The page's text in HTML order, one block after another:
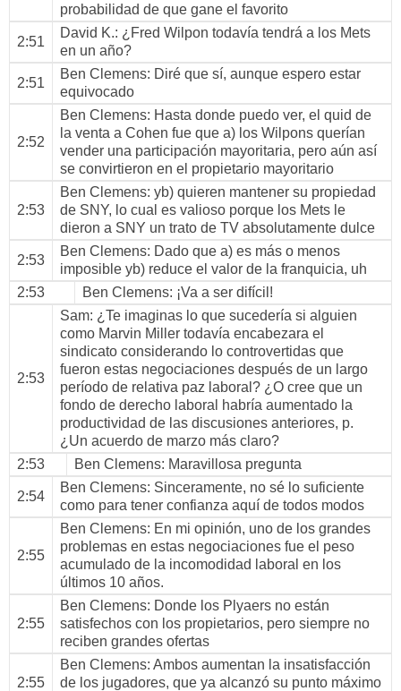
probabilidad de que gane el favorito
2:51
David K.: ¿Fred Wilpon todavía tendrá a los Mets
en un año?
2:51
Ben Clemens: Diré que sí, aunque espero estar
equivocado
2:52
Ben Clemens: Hasta donde puedo ver, el quid de
la venta a Cohen fue que a) los Wilpons querían
vender una participación mayoritaria, pero aún así
se convirtieron en el propietario mayoritario
2:53
Ben Clemens: yb) quieren mantener su propiedad
de SNY, lo cual es valioso porque los Mets le
dieron a SNY un trato de TV absolutamente dulce
2:53
Ben Clemens: Dado que a) es más o menos
imposible yb) reduce el valor de la franquicia, uh
2:53
Ben Clemens: ¡Va a ser difícil!
2:53
Sam: ¿Te imaginas lo que sucedería si alguien
como Marvin Miller todavía encabezara el
sindicato considerando lo controvertidas que
fueron estas negociaciones después de un largo
período de relativa paz laboral? ¿O cree que un
fondo de derecho laboral habría aumentado la
productividad de las discusiones anteriores, p.
¿Un acuerdo de marzo más claro?
2:53
Ben Clemens: Maravillosa pregunta
2:54
Ben Clemens: Sinceramente, no sé lo suficiente
como para tener confianza aquí de todos modos
2:55
Ben Clemens: En mi opinión, uno de los grandes
problemas en estas negociaciones fue el peso
acumulado de la incomodidad laboral en los
últimos 10 años.
2:55
Ben Clemens: Donde los Plyaers no están
satisfechos con los propietarios, pero siempre no
reciben grandes ofertas
2:55
Ben Clemens: Ambos aumentan la insatisfacción
de los jugadores, que ya alcanzó su punto máximo